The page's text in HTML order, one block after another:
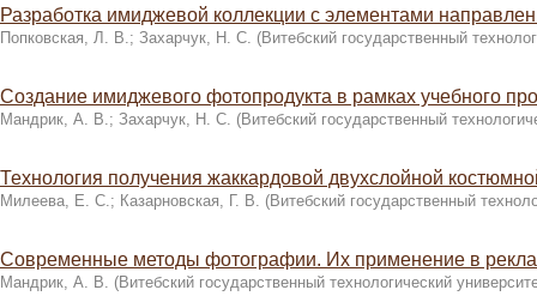
Разработка имиджевой коллекции с элементами
Попковская, Л. В.; Захарчук, Н. С. (Витебский государственный
Создание имиджевого фотопродукта в рамках учебного
Мандрик, А. В.; Захарчук, Н. С. (Витебский государственный
Технология получения жаккардовой двухслойной
Милеева, Е. С.; Казарновская, Г. В. (Витебский государственный
Современные методы фотографии. Их применение в
Мандрик, А. В. (Витебский государственный технологический